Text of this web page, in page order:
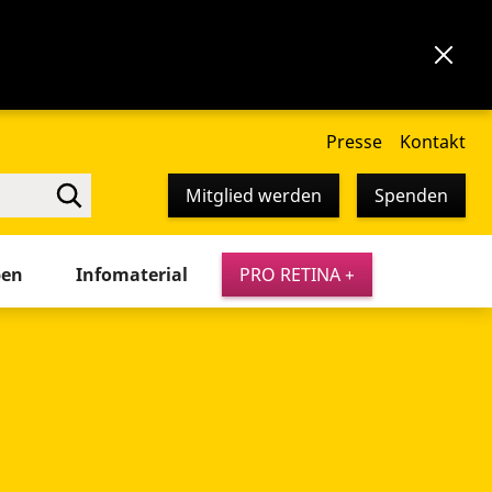
Presse Kontakt
Mitglied werden Spenden
Infomaterial PRO RETINA +